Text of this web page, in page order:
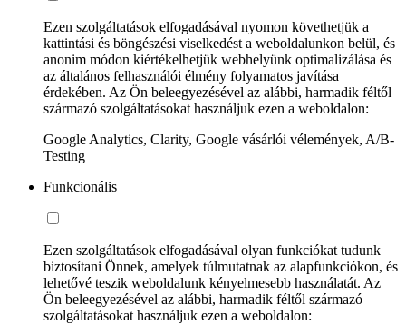
Ezen szolgáltatások elfogadásával nyomon követhetjük a
kattintási és böngészési viselkedést a weboldalunkon belül, és
anonim módon kiértékelhetjük webhelyünk optimalizálása és
az általános felhasználói élmény folyamatos javítása
érdekében. Az Ön beleegyezésével az alábbi, harmadik féltől
származó szolgáltatásokat használjuk ezen a weboldalon:
Google Analytics, Clarity, Google vásárlói vélemények, A/B-
Testing
Funkcionális
Ezen szolgáltatások elfogadásával olyan funkciókat tudunk
biztosítani Önnek, amelyek túlmutatnak az alapfunkciókon, és
lehetővé teszik weboldalunk kényelmesebb használatát. Az
Ön beleegyezésével az alábbi, harmadik féltől származó
szolgáltatásokat használjuk ezen a weboldalon: